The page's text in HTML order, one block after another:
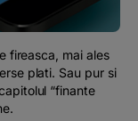
fireasca, mai ales
plati. Sau pur si
“finante